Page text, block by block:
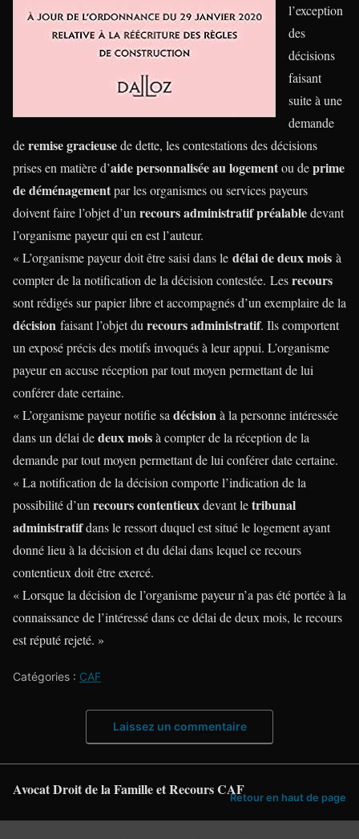
l’exception
des
décisions
faisant
suite à une
demande
deremise gracieusede dette, les contestations des décisions
prises en matière d’aide personnalisée au logementou deprime
de déménagementpar les organismes ou services payeurs
doivent faire l’objet d’un recours administratif préalabledevant
l’organisme payeur qui en est l’auteur.
« L’organisme payeur doit être saisi dans le délai de deux mois à
compter de la notification de la décision contestée. Lesrecours
sont rédigés sur papier libre et accompagnés d’un exemplaire de la
décision faisant l’objet du recours administratif. Ils comportent
un exposé précis des motifs invoqués à leur appui. L’organisme
payeur en accuse réception par tout moyen permettant de lui
conférer date certaine.
« L’organisme payeur notifie sa décision à la personne intéressée
dans un délai dedeux moisà compter de la réception de la
demande par tout moyen permettant de lui conférer date certaine.
« La notification de la décision comporte l’indication de la
possibilité d’un recours contentieuxdevant letribunal
administratifdans le ressort duquel est situé le logement ayant
donné lieu à la décision et du délai dans lequel ce recours
contentieux doit être exercé.
« Lorsque la décision de l’organisme payeur n’a pas été portée à la
connaissance de l’intéressé dans ce délai de deux mois, le recours
est réputé rejeté. »
Catégories : CAF
Laissez un commentaire
Avocat Droit de la Famille et Recours CAFRetour en haut de page